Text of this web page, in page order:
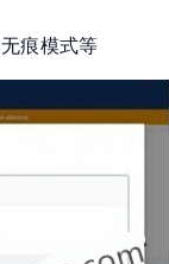
痕模式等